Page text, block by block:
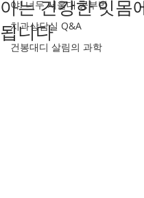
야! 너두 서울대 공부법
치과상담실 Q&A
건봉대디 살림의 과학
아는 건강한 잇몸
됩니다